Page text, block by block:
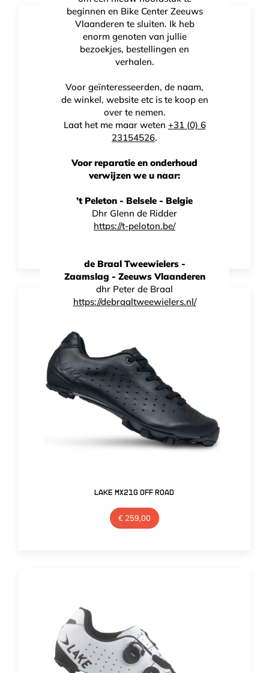
beginnen en Bike Center Zeeuws
Vlaanderen te sluiten. Ik heb
enorm genoten van jullie
bezoekjes, bestellingen en
verhalen.
Voor geïnteresseerden, de naam,
de winkel, website etc is te koop en
over te nemen.
Laat het me maar weten +31 (0) 6
23154526.
Voor reparatie en onderhoud
verwijzen we u naar:
’t Peleton - Belsele - Belgie
Dhr Glenn de Ridder
https://t-peloton.be/
de Braal Tweewielers -
Zaamslag - Zeeuws Vlaanderen
dhr Peter de Braal
https://debraaltweewielers.nl/
Lake MX20G Off Road
Lake MX21G Off Road
€259,00